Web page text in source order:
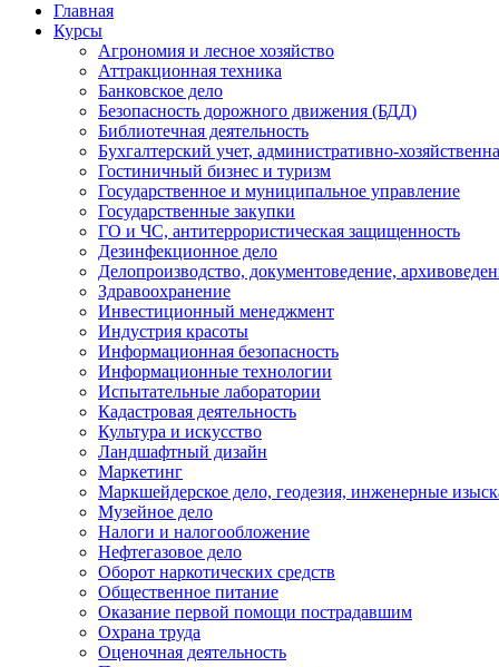
Главная
Курсы
Агрономия и лесное хозяйство
Аттракционная техника
Банковское дело
Безопасность дорожного движения (БДД)
Библиотечная деятельность
Бухгалтерский учет, административно-
Гостиничный бизнес и туризм
Государственное и муниципальное управление
Государственные закупки
ГО и ЧС, антитеррористическая защищенность
Дезинфекционное дело
Делопроизводство, документоведение,
Здравоохранение
Инвестиционный менеджмент
Индустрия красоты
Информационная безопасность
Информационные технологии
Испытательные лаборатории
Кадастровая деятельность
Культура и искусство
Ландшафтный дизайн
Маркетинг
Маркшейдерское дело, геодезия, инженерные
Музейное дело
Налоги и налогообложение
Нефтегазовое дело
Оборот наркотических средств
Общественное питание
Оказание первой помощи пострадавшим
Охрана труда
Оценочная деятельность